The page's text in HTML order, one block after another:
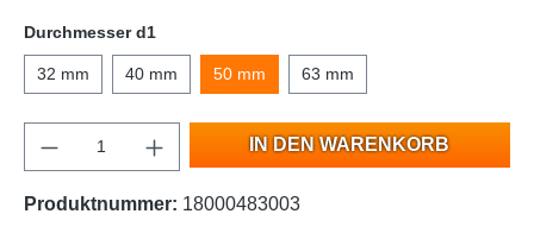
Durchmesser d1
32 mm 40 mm 50 mm 63 mm
IN DEN WARENKORB
Produktnummer: 18000483003